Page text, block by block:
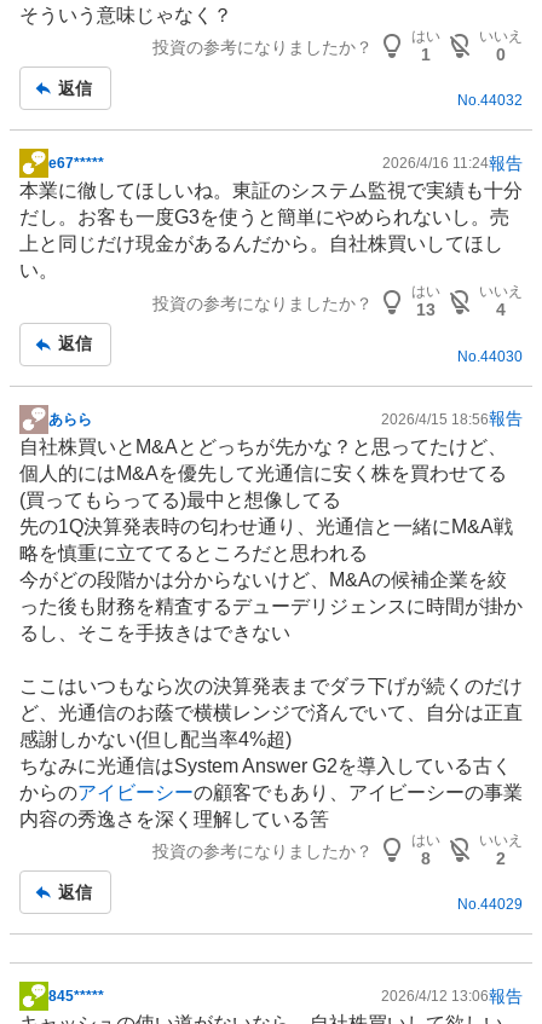
そういう意味じゃなく？
投資の参考になりましたか？
はい
1
いいえ
0
返信
No.44032
掲
示
板
記
事
e67***** 2026/4/16 11:24報告
本業に徹してほしいね。東証のシステム監視で実績も十分
だし。お客も一度G3を使うと簡単にやめられないし。売
上と同じだけ現金があるんだから。自社株買いしてほし
い。
投資の参考になりましたか？
はい
13
いいえ
4
返信
No.44030
掲
示
板
記
事
あらら 2026/4/15 18:56報告
自社株買いとM&Aとどっちが先かな？と思ってたけど、
個人的にはM&Aを優先して光通信に安く株を買わせてる
(買ってもらってる)最中と想像してる
先の1Q決算発表時の匂わせ通り、光通信と一緒にM&A戦
略を慎重に立ててるところだと思われる
今がどの段階かは分からないけど、M&Aの候補企業を絞
った後も財務を精査するデューデリジェンスに時間が掛か
るし、そこを手抜きはできない
ここはいつもなら次の決算発表までダラ下げが続くのだけ
ど、光通信のお蔭で横横レンジで済んでいて、自分は正直
感謝しかない(但し配当率4%超)
ちなみに光通信はSystem Answer G2を導入している古く
からのアイビーシーの顧客でもあり、アイビーシーの事業
内容の秀逸さを深く理解している筈
投資の参考になりましたか？
はい
8
いいえ
2
返信
No.44029
掲
845***** 2026/4/12 13:06報告